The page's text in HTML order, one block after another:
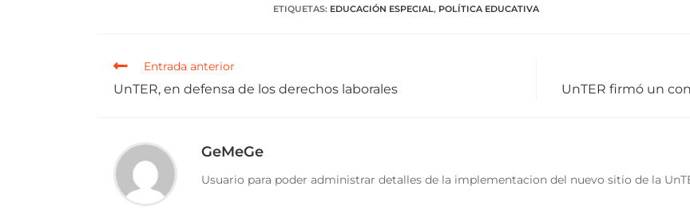
ETIQUETAS: EDUCACIÓN ESPECIAL, POLÍTICA EDUCATIVA
Entrada anterior
UnTER, en defensa de los derechos laborales UnTER firmó un
GeMeGe
Usuario para poder administrar detalles de la implementacion del nuevo sitio de la